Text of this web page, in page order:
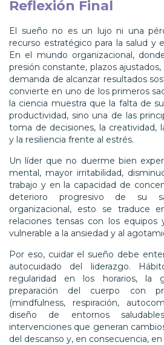
Reflexión Final
El sueño no es un lujo ni una
recurso estratégico para la salud y
En el mundo organizacional,
presión constante, plazos
demanda de alcanzar resultados
convierte en uno de los primeros
la ciencia muestra que la falta de
productividad, sino una de las
toma de decisiones, la creatividad,
y la resiliencia frente al estrés.
Un líder que no duerme bien
mental, mayor irritabilidad,
trabajo y en la capacidad de
deterioro progresivo de su
organizacional, esto se traduce
relaciones tensas con los equipos
vulnerable a la ansiedad y al
Por eso, cuidar el sueño debe
autocuidado del liderazgo.
regularidad en los horarios,
preparación del cuerpo con
(mindfulness, respiración,
diseño de entornos
intervenciones que generan
del descanso y, en consecuencia,